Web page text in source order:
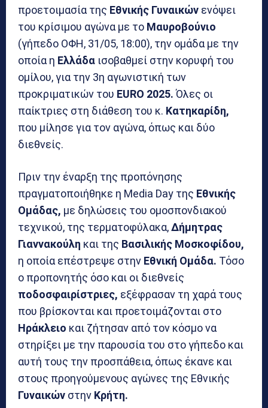
προετοιμασία της Εθνικής Γυναικών ενόψει
του κρίσιμου αγώνα με το Μαυροβούνιο
(γήπεδο ΟΦΗ, 31/05, 18:00), την ομάδα με την
οποία η Ελλάδα ισοβαθμεί στην κορυφή του
ομίλου, για την 3η αγωνιστική των
προκριματικών του EURO 2025.Όλες οι
παίκτριες στη διάθεση του κ. Κατηκαρίδη,
που μίλησε για τον αγώνα, όπως και δύο
διεθνείς.
Πριν την έναρξη της προπόνησης
πραγματοποιήθηκε η Media Day της Εθνικής
Ομάδας, με δηλώσεις του ομοσπονδιακού
τεχνικού, της τερματοφύλακα,Δήμητρας
Γιαννακούλη και της Βασιλικής Μοσκοφίδου,
η οποία επέστρεψε στην Εθνική Ομάδα. Τόσο
ο προπονητής όσο και οι διεθνείς
ποδοσφαιρίστριες, εξέφρασαν τη χαρά τους
που βρίσκονται και προετοιμάζονται στο
Ηράκλειο και ζήτησαν από τον κόσμο να
στηρίξει με την παρουσία του στο γήπεδο και
αυτή τους την προσπάθεια, όπως έκανε και
στους προηγούμενους αγώνες της Εθνικής
Γυναικών στην Κρήτη.